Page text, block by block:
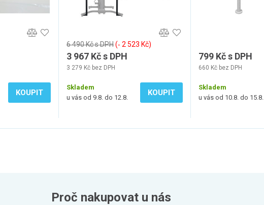
KOUPIT
6 490 Kč s DPH(‐ 2 523 Kč)
3 967 Kč s DPH
3 279 Kč bez DPH
Skladem
u vás od 9.8. do 12.8.
KOUPIT
799 Kč s DPH
660 Kč bez DPH
Skladem
u vás od 10.8. do 15.8.
Proč nakupovat u nás